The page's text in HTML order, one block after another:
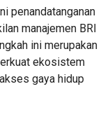
penandatanganan
manajemen BRI
ini merupakan
ekosistem
gaya hidup